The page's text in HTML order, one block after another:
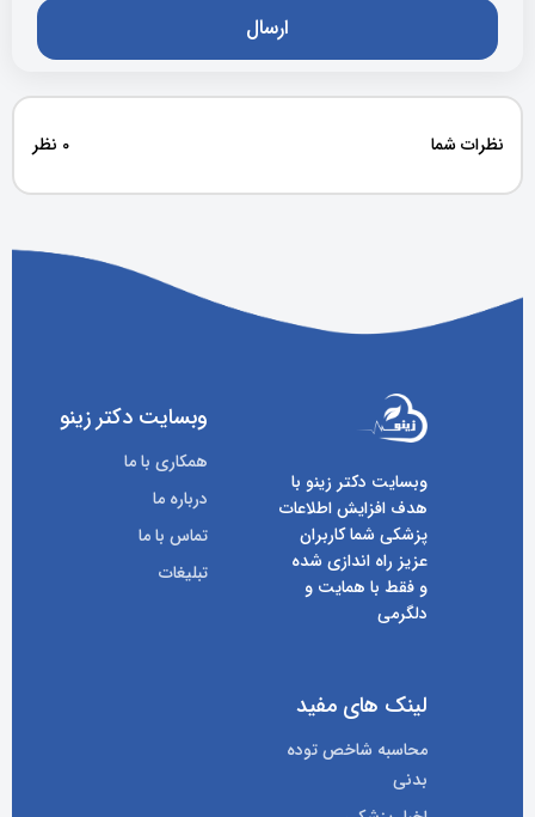
نظرات شما 0 نظر
وبسایت دکتر زینو با
هدف افزایش اطلاعات
پزشکی شما کاربران
عزیز راه اندازی شده
و فقط با همایت و
دلگرمی
وبسایت دکتر زینو
همکاری با ما
درباره ما
تماس با ما
تبلیغات
لینک های مفید
محاسبه شاخص توده
بدنی